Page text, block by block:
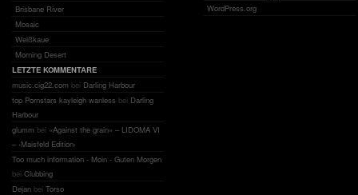
Brisbane River
Mosaic
Weißkaue
Morning Desert
LETZTE KOMMENTARE
music.cig22.com bei Darling Harbour
top Pornstars kayleigh wanless bei Darling
Harbour
glumm bei «Against the grain» – LIDOMA VI
– ‹Maisfeld Edition›
Too much information - Moin - Guten Morgen
bei Clubbing
Dejan bei Torso
WordPress.org